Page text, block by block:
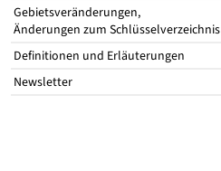
Gebietsveränderungen,
Änderungen zum Schlüsselverzeichnis
Definitionen und Erläuterungen
Newsletter